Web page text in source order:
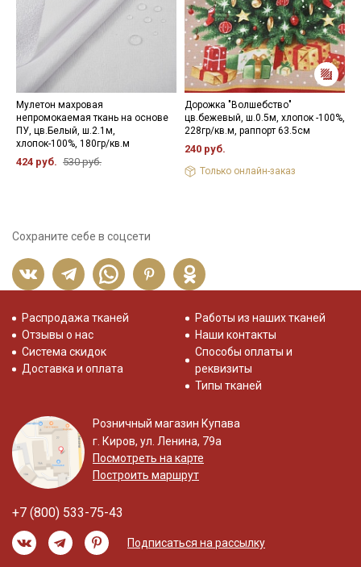
Мулетон махровая
непромокаемая ткань на основе
ПУ, цв.Белый, ш.2.1м,
хлопок-100%, 180гр/кв.м
424 руб. 530 руб.
Дорожка "Волшебство"
цв.бежевый, ш.0.5м, хлопок -100%,
228гр/кв.м, раппорт 63.5см
240 руб.
Только онлайн-заказ
Сохраните себе в соцсети
Распродажа тканей
Отзывы о нас
Система скидок
Доставка и оплата
Работы из наших тканей
Наши контакты
Способы оплаты и
реквизиты
Типы тканей
Розничный магазин Купава
г. Киров, ул. Ленина, 79а
Посмотреть на карте
Построить маршрут
+7 (800) 533-75-43
Подписаться на рассылку